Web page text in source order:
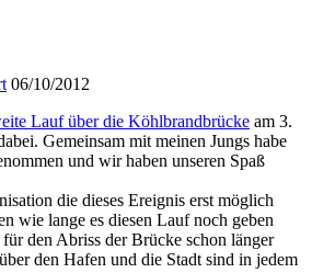
06/10/2012
Lauf über die Köhlbrandbrücke am 3.
Gemeinsam mit meinen Jungs habe
und wir haben unseren Spaß
die dieses Ereignis erst möglich
wie lange es diesen Lauf noch geben
den Abriss der Brücke schon länger
den Hafen und die Stadt sind in jedem